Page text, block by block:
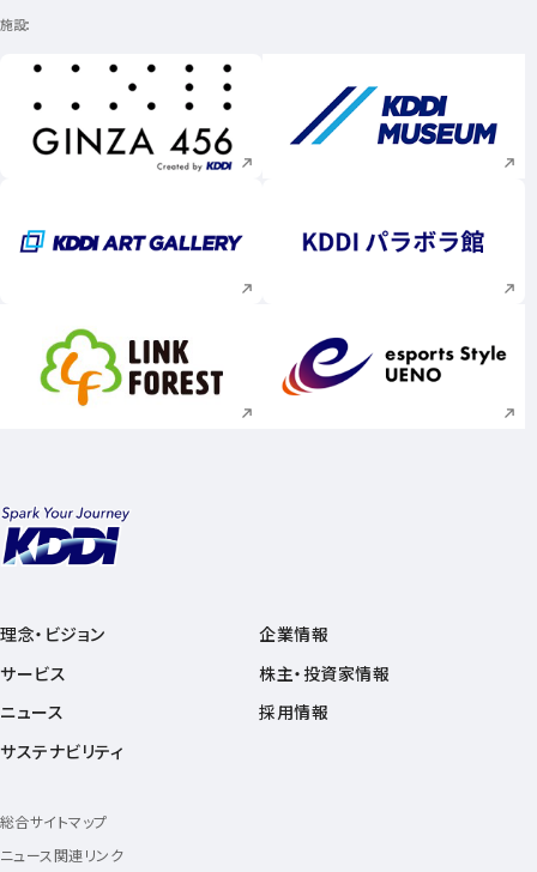
施設
新規ウィンドウで開く 新規ウィンドウで
新規ウィンドウで開く 新規ウィンドウで
新規ウィンドウで開く 新規ウィンドウで
理念・ビジョン
サービス
ニュース
サステナビリティ
企業情報
株主・投資家情報
採用情報
総合サイトマップ
ニュース関連リンク